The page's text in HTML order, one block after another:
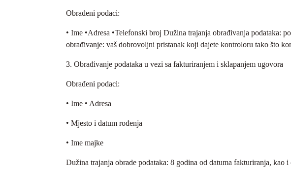
Obrađeni podaci:
• Ime •Adresa •Telefonski broj Dužina trajanja obrađivanja podataka:
obrađivanje: vaš dobrovoljni pristanak koji dajete kontroloru tako što
3. Obrađivanje podataka u vezi sa fakturiranjem i sklapanjem ugovora
Obrađeni podaci:
• Ime • Adresa
• Mjesto i datum rođenja
• Ime majke
Dužina trajanja obrade podataka: 8 godina od datuma fakturiranja,